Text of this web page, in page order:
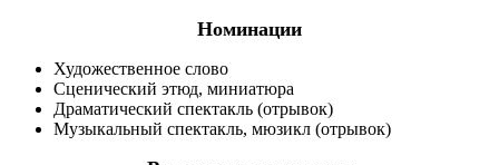
Номинации
Художественное слово
Сценический этюд, миниатюра
Драматический спектакль (отрывок)
Музыкальный спектакль, мюзикл (отрывок)